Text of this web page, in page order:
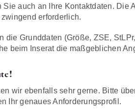
Sie auch an Ihre Kontaktdaten. Die
erforderlich.
die Grunddaten (Größe, ZSE,
beim Inserat die maßgeblichen
wir ebenfalls sehr gerne. Bitte
Ihr genaues Anforderungsprofil.